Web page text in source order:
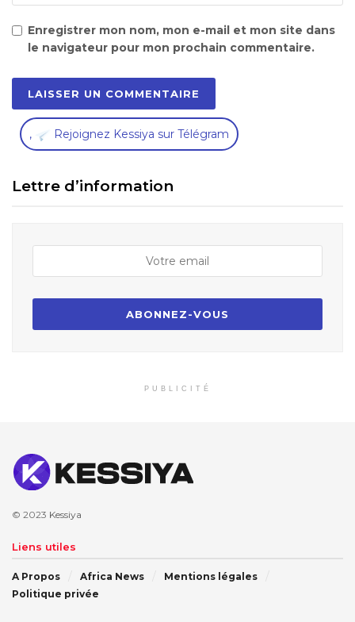
Enregistrer mon nom, mon e-mail et mon site dans
le navigateur pour mon prochain commentaire.
, Rejoignez Kessiya sur Télégram
Lettre d’information
PUBLICITÉ
© 2023 Kessiya
Liens utiles
A Propos Africa News
Mentions légales
Politique privée